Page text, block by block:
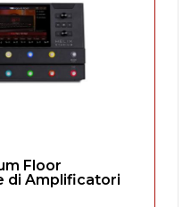
Floor
di Amplificatori